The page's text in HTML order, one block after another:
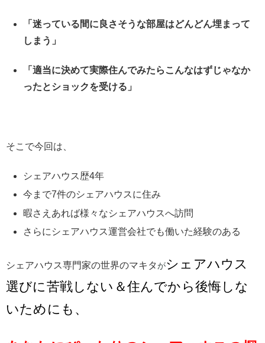
「迷っている間に良さそうな部屋はどんどん埋まって
しまう」
「適当に決めて実際住んでみたらこんなはずじゃなか
ったとショックを受ける」
そこで今回は、
シェアハウス歴4年
今まで7件のシェアハウスに住み
暇さえあれば様々なシェアハウスへ訪問
さらにシェアハウス運営会社でも働いた経験のある
シェアハウス専門家の世界のマキタがシェアハウス
選びに苦戦しない＆住んでから後悔しな
いためにも、